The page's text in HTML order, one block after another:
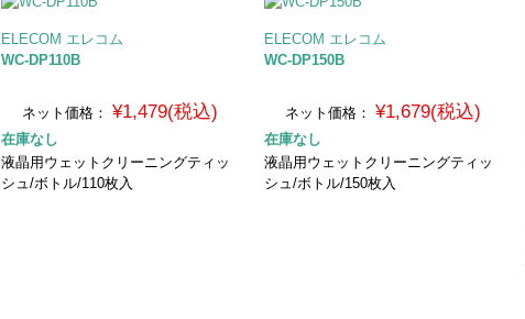
ELECOM エレコム
WC-DP110B
ネット価格： ¥1,479(税込)
在庫なし
液晶用ウェットクリーニングティッ
シュ/ボトル/110枚入
ELECOM エレコム
WC-DP150B
ネット価格： ¥1,679(税込)
在庫なし
液晶用ウェットクリーニングティッ
シュ/ボトル/150枚入